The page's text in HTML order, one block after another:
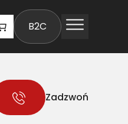
B2C
Zadzwoń